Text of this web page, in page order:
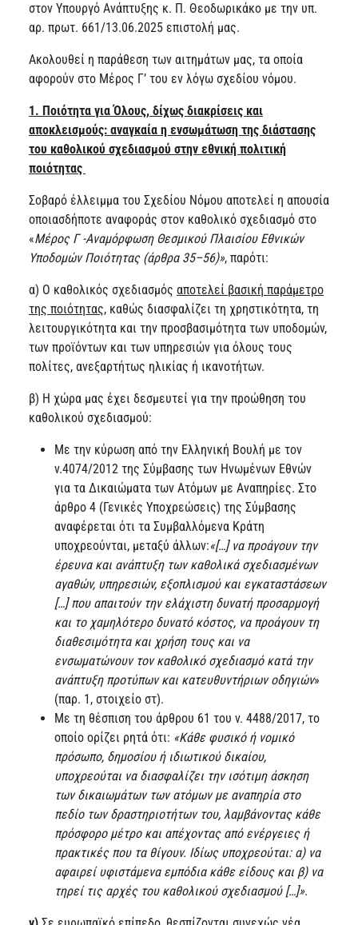
στον Υπουργό Ανάπτυξης κ. Π. Θεοδωρικάκο με την υπ.
αρ. πρωτ. 661/13.06.2025 επιστολή μας.
Ακολουθεί η παράθεση των αιτημάτων μας, τα οποία
αφορούν στο Μέρος Γ’ του εν λόγω σχεδίου νόμου.
1. Ποιότητα για Όλους, δίχως διακρίσεις και
αποκλεισμούς: αναγκαία η ενσωμάτωση της διάστασης
του καθολικού σχεδιασμού στην εθνική πολιτική
ποιότητας
Σοβαρό έλλειμμα του Σχεδίου Νόμου αποτελεί η απουσία
οποιασδήποτε αναφοράς στον καθολικό σχεδιασμό στο
«Μέρος Γ -Αναμόρφωση Θεσμικού Πλαισίου Εθνικών
Υποδομών Ποιότητας (άρθρα 35–56)», παρότι:
α) Ο καθολικός σχεδιασμός αποτελεί βασική παράμετρο
της ποιότητας, καθώς διασφαλίζει τη χρηστικότητα, τη
λειτουργικότητα και την προσβασιμότητα των υποδομών,
των προϊόντων και των υπηρεσιών για όλους τους
πολίτες, ανεξαρτήτως ηλικίας ή ικανοτήτων.
β) Η χώρα μας έχει δεσμευτεί για την προώθηση του
καθολικού σχεδιασμού:
Με την κύρωση από την Ελληνική Βουλή με τον
ν.4074/2012 της Σύμβασης των Ηνωμένων Εθνών
για τα Δικαιώματα των Ατόμων με Αναπηρίες. Στο
άρθρο 4 (Γενικές Υποχρεώσεις) της Σύμβασης
αναφέρεται ότι τα Συμβαλλόμενα Κράτη
υποχρεούνται, μεταξύ άλλων:«[…] να προάγουν την
έρευνα και ανάπτυξη των καθολικά σχεδιασμένων
αγαθών, υπηρεσιών, εξοπλισμού και εγκαταστάσεων
[…] που απαιτούν την ελάχιστη δυνατή προσαρμογή
και το χαμηλότερο δυνατό κόστος, να προάγουν τη
διαθεσιμότητα και χρήση τους και να
ενσωματώνουν τον καθολικό σχεδιασμό κατά την
ανάπτυξη προτύπων και κατευθυντήριων οδηγιών»
(παρ. 1, στοιχείο στ).
Με τη θέσπιση του άρθρου 61 του ν. 4488/2017, το
οποίο ορίζει ρητά ότι: «Κάθε φυσικό ή νομικό
πρόσωπο, δημοσίου ή ιδιωτικού δικαίου,
υποχρεούται να διασφαλίζει την ισότιμη άσκηση
των δικαιωμάτων των ατόμων με αναπηρία στο
πεδίο των δραστηριοτήτων του, λαμβάνοντας κάθε
πρόσφορο μέτρο και απέχοντας από ενέργειες ή
πρακτικές που τα θίγουν. Ιδίως υποχρεούται: α) να
αφαιρεί υφιστάμενα εμπόδια κάθε είδους και β) να
τηρεί τις αρχές του καθολικού σχεδιασμού […]».